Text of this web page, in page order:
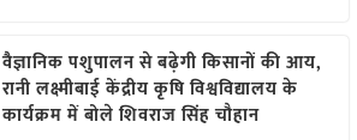
वैज्ञानिक पशुपालन से बढ़ेगी किसानों की आय,
रानी लक्ष्मीबाई केंद्रीय कृषि विश्वविद्यालय के
कार्यक्रम में बोले शिवराज सिंह चौहान